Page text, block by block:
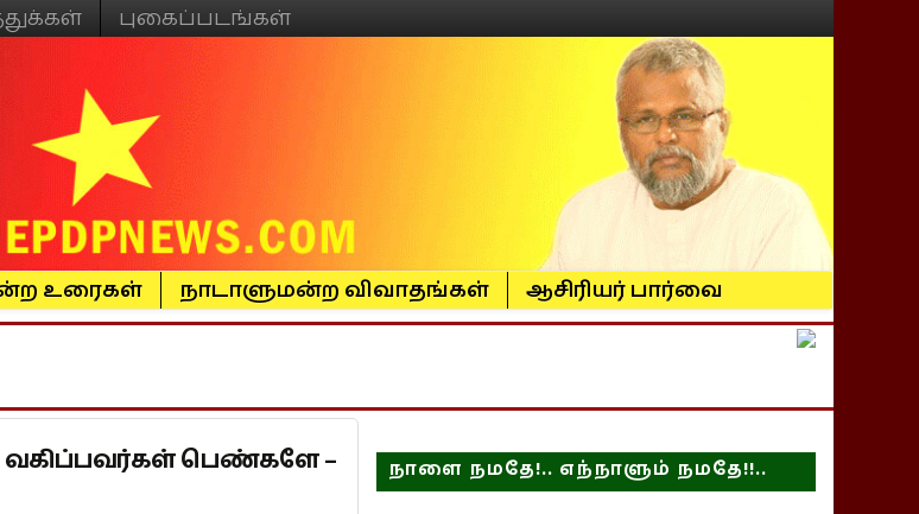
புகைப்படங்கள்
உரைகள் நாடாளுமன்ற விவாதங்கள் ஆசிரியர் பார்வை
பெண்களே –
நாளை நமதே!.. எந்நாளும் நமதே!!..